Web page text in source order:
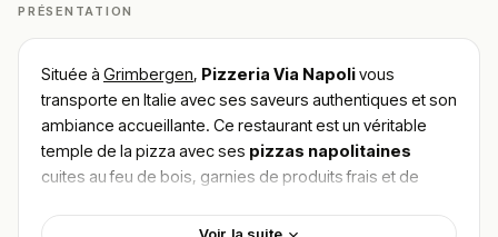
PRÉSENTATION
Située à Grimbergen, Pizzeria Via Napolivous
transporte en Italie avec ses saveurs authentiques et son
ambiance accueillante. Ce restaurant est un véritable
temple de la pizza avec ses pizzas napolitaines
cuites au feu de bois, garnies de produits frais et de
calzones savoureuses ou encore des
Voir la suite